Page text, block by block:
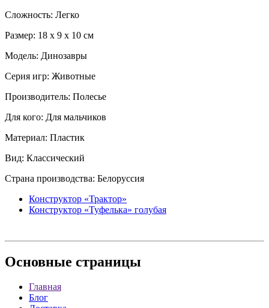
Сложность: Легко
Размер: 18 x 9 x 10 см
Модель: Динозавры
Серия игр: Животные
Производитель: Полесье
Для кого: Для мальчиков
Материал: Пластик
Вид: Классический
Страна производства: Белоруссия
Конструктор «Трактор»
Конструктор «Туфелька» голубая
Основные страницы
Главная
Блог